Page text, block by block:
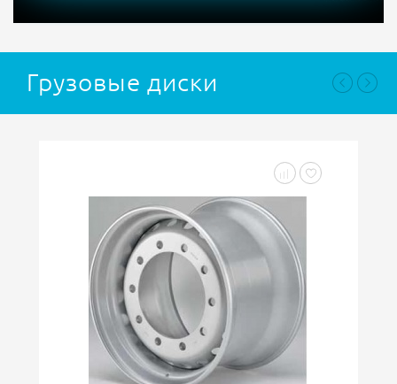
Грузовые диски